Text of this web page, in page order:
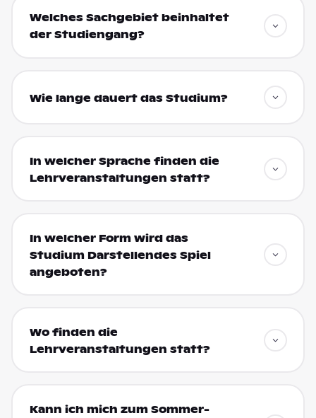
Welches Sachgebiet beinhaltet
der Studiengang?
Wie lange dauert das Studium?
In welcher Sprache finden die
Lehrveranstaltungen statt?
In welcher Form wird das
Studium Darstellendes Spiel
angeboten?
Wo finden die
Lehrveranstaltungen statt?
Kann ich mich zum Sommer-